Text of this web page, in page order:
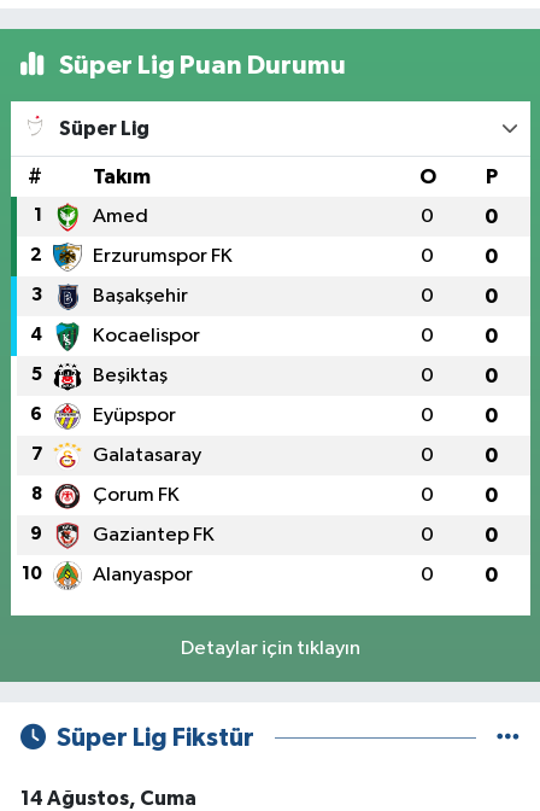
Süper Lig Puan Durumu
Süper Lig
# Takım O P
1 Amed 0 0
2 Erzurumspor FK 0 0
3 Başakşehir 0 0
4 Kocaelispor 0 0
5 Beşiktaş 0 0
6 Eyüpspor 0 0
7 Galatasaray 0 0
8 Çorum FK 0 0
9 Gaziantep FK 0 0
10 Alanyaspor 0 0
Detaylar için tıklayın
Süper Lig Fikstür
14 Ağustos, Cuma